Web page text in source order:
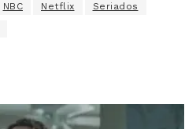
NBC Netflix Seriados